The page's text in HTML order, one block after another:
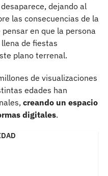
dejando al
las consecuencias de la
en que la persona
de fiestas
plano terrenal.
de visualizaciones
edades han
creando un espacio
digitales.